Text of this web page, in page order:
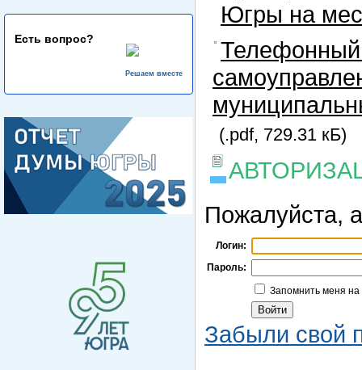
Есть вопрос?
Решаем вместе
Югры на
Телефонный
(.pdf, 729.31 кБ)
Пожалуйста,
Логин:
Пароль:
Запомнить меня
Забыли свой